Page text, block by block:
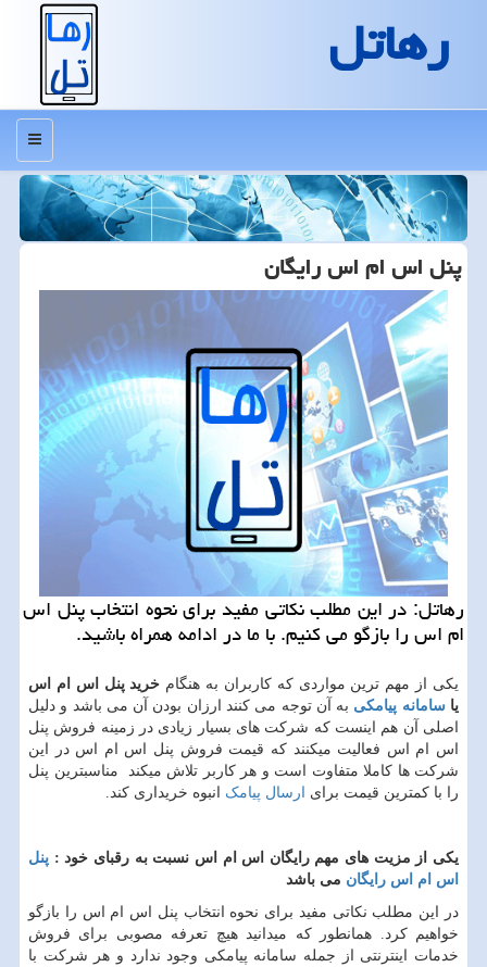
رهاتل
منو
پنل اس ام اس رایگان
رهاتل: در این مطلب نكاتی مفید برای نحوه انتخاب پنل اس
ام اس را بازگو می كنیم. با ما در ادامه همراه باشید.
یکی از مهم ترین مواردی که کاربران به هنگام خرید پنل اس ام اس
یاسامانه پیامکی به آن توجه می کنند ارزان بودن آن می باشد و دلیل
اصلی آن هم اینست که شرکت های بسیار زیادی در زمینه فروش پنل
اس ام اس فعالیت میکنند که قیمت فروش پنل اس ام اس در این
شرکت ها کاملا متفاوت است و هر کاربر تلاش میکند مناسبترین پنل
را با کمترین قیمت برای ارسال پیامک انبوه خریداری کند.
یکی از مزیت های مهم رایگان اس ام اس نسبت به رقبای خود : پنل
اس ام اس رایگان می باشد
در این مطلب نکاتی مفید برای نحوه انتخاب پنل اس ام اس را بازگو
خواهیم کرد. همانطور که میدانید هیچ تعرفه مصوبی برای فروش
خدمات اینترنتی از جمله سامانه پیامکی وجود ندارد و هر شرکت با